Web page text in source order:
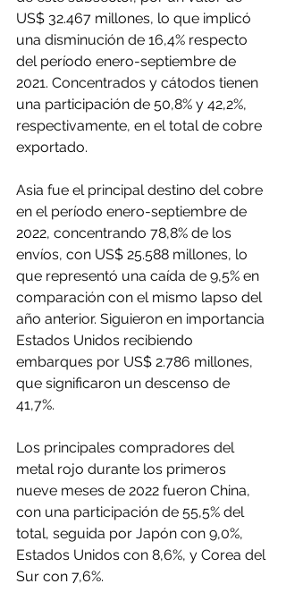
US$ 32.467 millones, lo que implicó
una disminución de 16,4% respecto
del período enero-septiembre de
2021. Concentrados y cátodos tienen
una participación de 50,8% y 42,2%,
respectivamente, en el total de cobre
exportado.
Asia fue el principal destino del cobre
en el período enero-septiembre de
2022, concentrando 78,8% de los
envíos, con US$ 25.588 millones, lo
que representó una caída de 9,5% en
comparación con el mismo lapso del
año anterior. Siguieron en importancia
Estados Unidos recibiendo
embarques por US$ 2.786 millones,
que significaron un descenso de
41,7%.
Los principales compradores del
metal rojo durante los primeros
nueve meses de 2022 fueron China,
con una participación de 55,5% del
total, seguida por Japón con 9,0%,
Estados Unidos con 8,6%, y Corea del
Sur con 7,6%.